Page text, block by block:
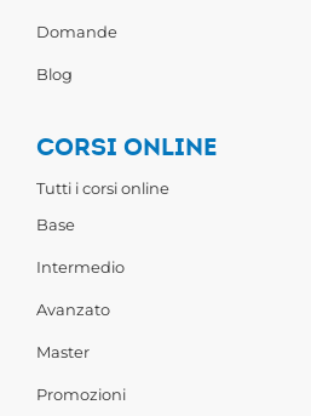
Domande
Blog
CORSI ONLINE
Tutti i corsi online
Base
Intermedio
Avanzato
Master
Promozioni